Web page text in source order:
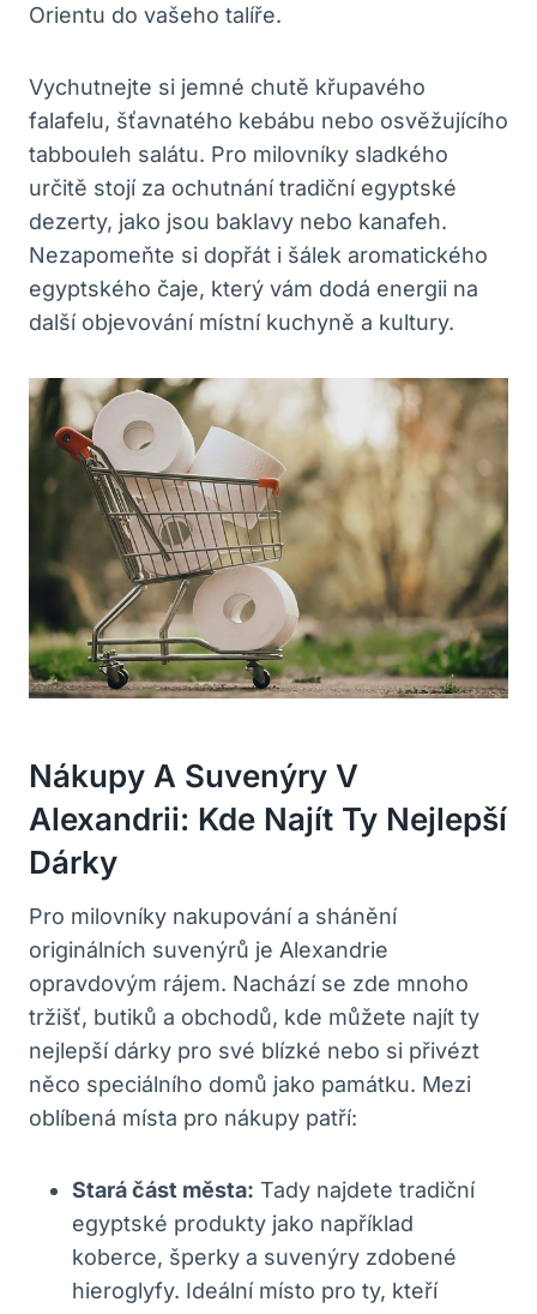
Orientu do vašeho talíře.
Vychutnejte si jemné chutě křupavého
falafelu, šťavnatého kebábu nebo osvěžujícího
tabbouleh salátu. Pro milovníky sladkého
určitě stojí za ochutnání tradiční egyptské
dezerty, jako jsou baklavy nebo kanafeh.
Nezapomeňte si dopřát i šálek aromatického
egyptského čaje, který vám dodá energii na
další objevování místní kuchyně a kultury.
Nákupy A Suvenýry V
Alexandrii: Kde Najít Ty Nejlepší
Dárky
Pro milovníky nakupování a shánění
originálních suvenýrů je Alexandrie
opravdovým rájem. Nachází se zde mnoho
tržišť, butiků a obchodů, kde můžete najít ty
nejlepší dárky pro své blízké nebo si přivézt
něco speciálního domů jako památku. Mezi
oblíbená místa pro nákupy patří:
Stará část města: Tady najdete tradiční
egyptské produkty jako například
koberce, šperky a suvenýry zdobené
hieroglyfy. Ideální místo pro ty, kteří